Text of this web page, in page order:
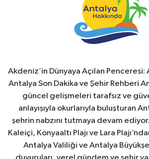
Akdeniz’in Dünyaya Açılan Penceresi:
Antalya Son Dakika ve Şehir Rehberi
güncel gelişmeleri tarafsız ve
anlayışıyla okurlarıyla buluşturan
şehrin nabzını tutmaya devam
Kaleiçi, Konyaaltı Plajı ve Lara
Antalya Valiliği ve Antalya